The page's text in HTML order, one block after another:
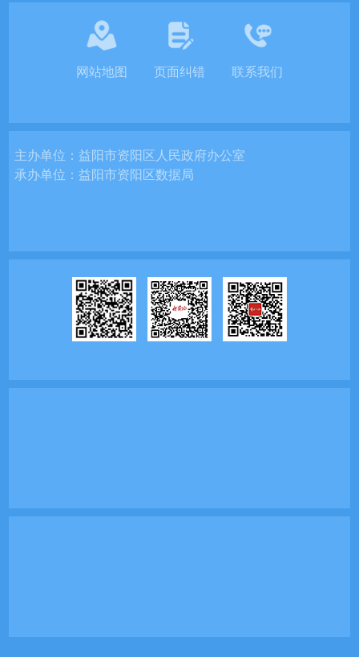
网站地图 页面纠错 联系我们
主办单位：益阳市资阳区人民政府办公室
承办单位：益阳市资阳区数据局